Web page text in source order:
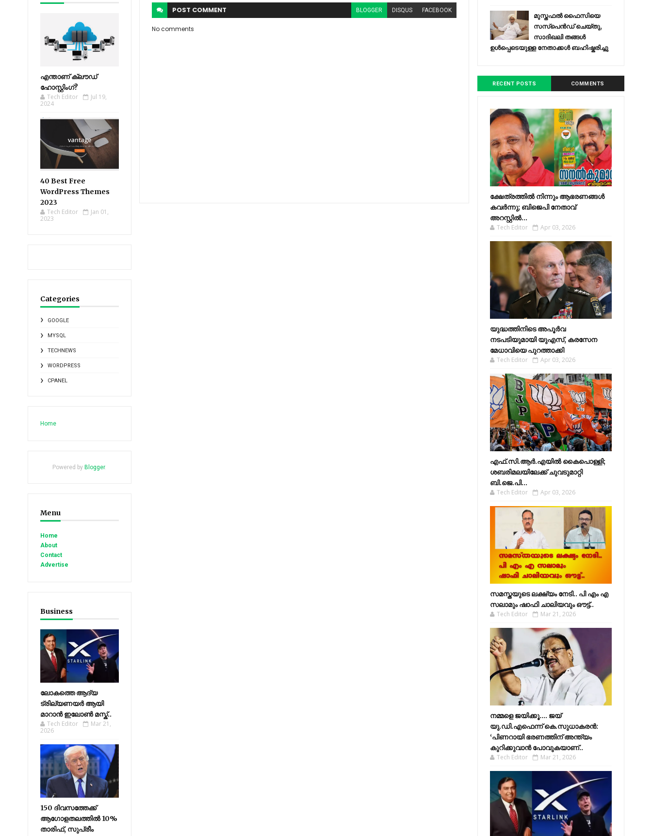
എന്താണ് ക്ലൗഡ്
ഹോസ്റ്റിംഗ്?
Tech Editor
Jul 19,
2024
40 Best Free
WordPress Themes
2023
Tech Editor
Jan 01,
2023
Categories
GOOGLE
MYSQL
TECHNEWS
WORDPRESS
CPANEL
Home
Powered by Blogger.
Menu
Home
About
Contact
Advertise
Business
ലോകത്തെ ആദ്യ
ട്രില്യണയർ ആയി
മാറാൻ ഇലോൺ മസ്ക്..
Tech Editor
Mar 21,
2026
150 ദിവസത്തേക്ക്
ആഗോളതലത്തിൽ 10%
താരിഫ്, സുപ്രീം
POST COMMENT BLOGGER DISQUS FACEBOOK
No comments
മുസ്തഫൽ ഫൈസിയെ
സസ്‌പെൻഡ് ചെയ്തു,
സാദിഖലി തങ്ങൾ
ഉൾപ്പെടെയുള്ള നേതാക്കൾ ബഹിഷ്കരിച്ചു
RECENT POSTS COMMENTS
ക്ഷേത്രത്തിൽ നിന്നും ആഭരണങ്ങൾ
കവർന്നു; ബിജെപി നേതാവ്
അറസ്റ്റിൽ...
Tech Editor Apr 03, 2026
യുദ്ധത്തിനിടെ അപൂർവ
നടപടിയുമായി യുഎസ്, കരസേന
മേധാവിയെ പുറത്താക്കി
Tech Editor Apr 03, 2026
എഫ്​.സി.ആർ.എയിൽ കൈപൊള്ളി;
ശബരിമലയിലേക്ക്​ ചുവടുമാറ്റി
ബി.ജെ.പി...
Tech Editor Apr 03, 2026
സമസ്തയുടെ ലക്ഷ്യം നേടി.. പി എം എ
സലാമും ഷാഫി ചാലിയവും ഔട്ട്..
Tech Editor Mar 21, 2026
നമ്മളെ ജയിക്കൂ.... ജയ്
യു.ഡി.എഫെന്ന് കെ.സുധാകരൻ:
‘പിണറായി ഭരണത്തിന് അന്ത്യം
കുറിക്കുവാൻ പോവുകയാണ്..
Tech Editor Mar 21, 2026